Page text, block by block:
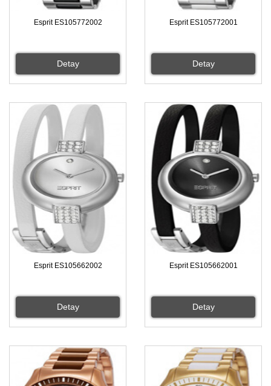
Esprit ES105772002
Detay
Esprit ES105772001
Detay
Esprit ES105662002
Detay
Esprit ES105662001
Detay